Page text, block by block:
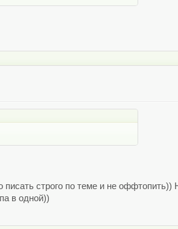
строго по теме и не оффтопить))
в одной))